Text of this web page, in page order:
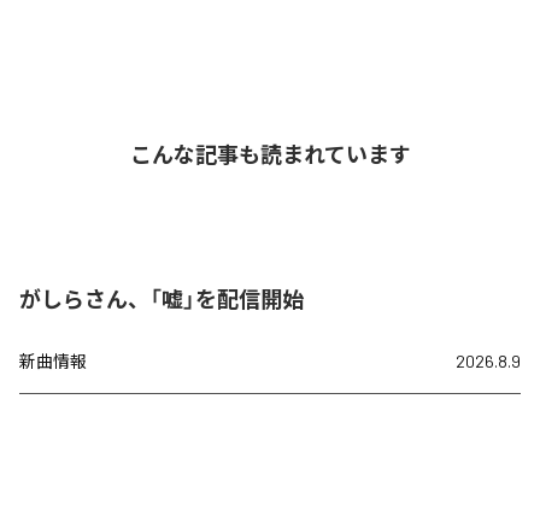
こんな記事も読まれています
がしらさん、「嘘」を配信開始
新曲情報 2026.8.9